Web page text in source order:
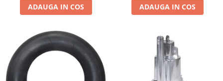
Baterii lavoar
Chiuvete inox
Coloane de dus
Robineti
Scari
ADAUGA IN COS ADAUGA IN COS